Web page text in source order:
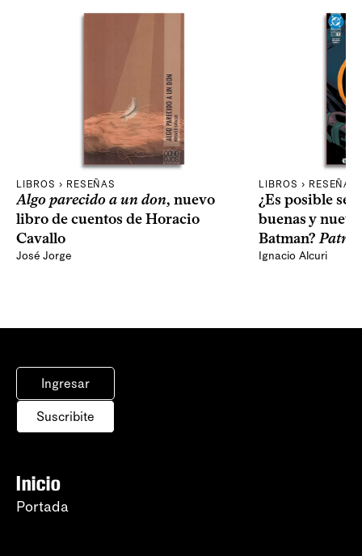
LIBROS › RESEÑAS
Algo parecido a un don, nuevo
libro de cuentos de Horacio
Cavallo
José Jorge
LIBROS › RESEÑAS
¿Es posible
buenas y
Batman?
Ignacio Alcuri
Ingresar
Suscribite
Inicio
Portada